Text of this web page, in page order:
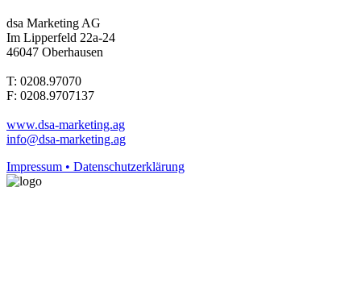
dsa Marketing AG
Im Lipperfeld 22a-24
46047 Oberhausen
T: 0208.97070
F: 0208.9707137
www.dsa-marketing.ag
info@dsa-marketing.ag
Impressum • Datenschutzerklärung